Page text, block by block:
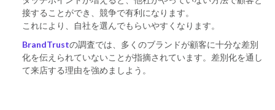
接することができ、競争で有利になります。
これにより、自社を選んでもらいやすくなります。
BrandTrustの調査では、多くのブランドが顧客に十分な差別
化を伝えられていないことが指摘されています。差別化を通し
て来店する理由を強めましよう。